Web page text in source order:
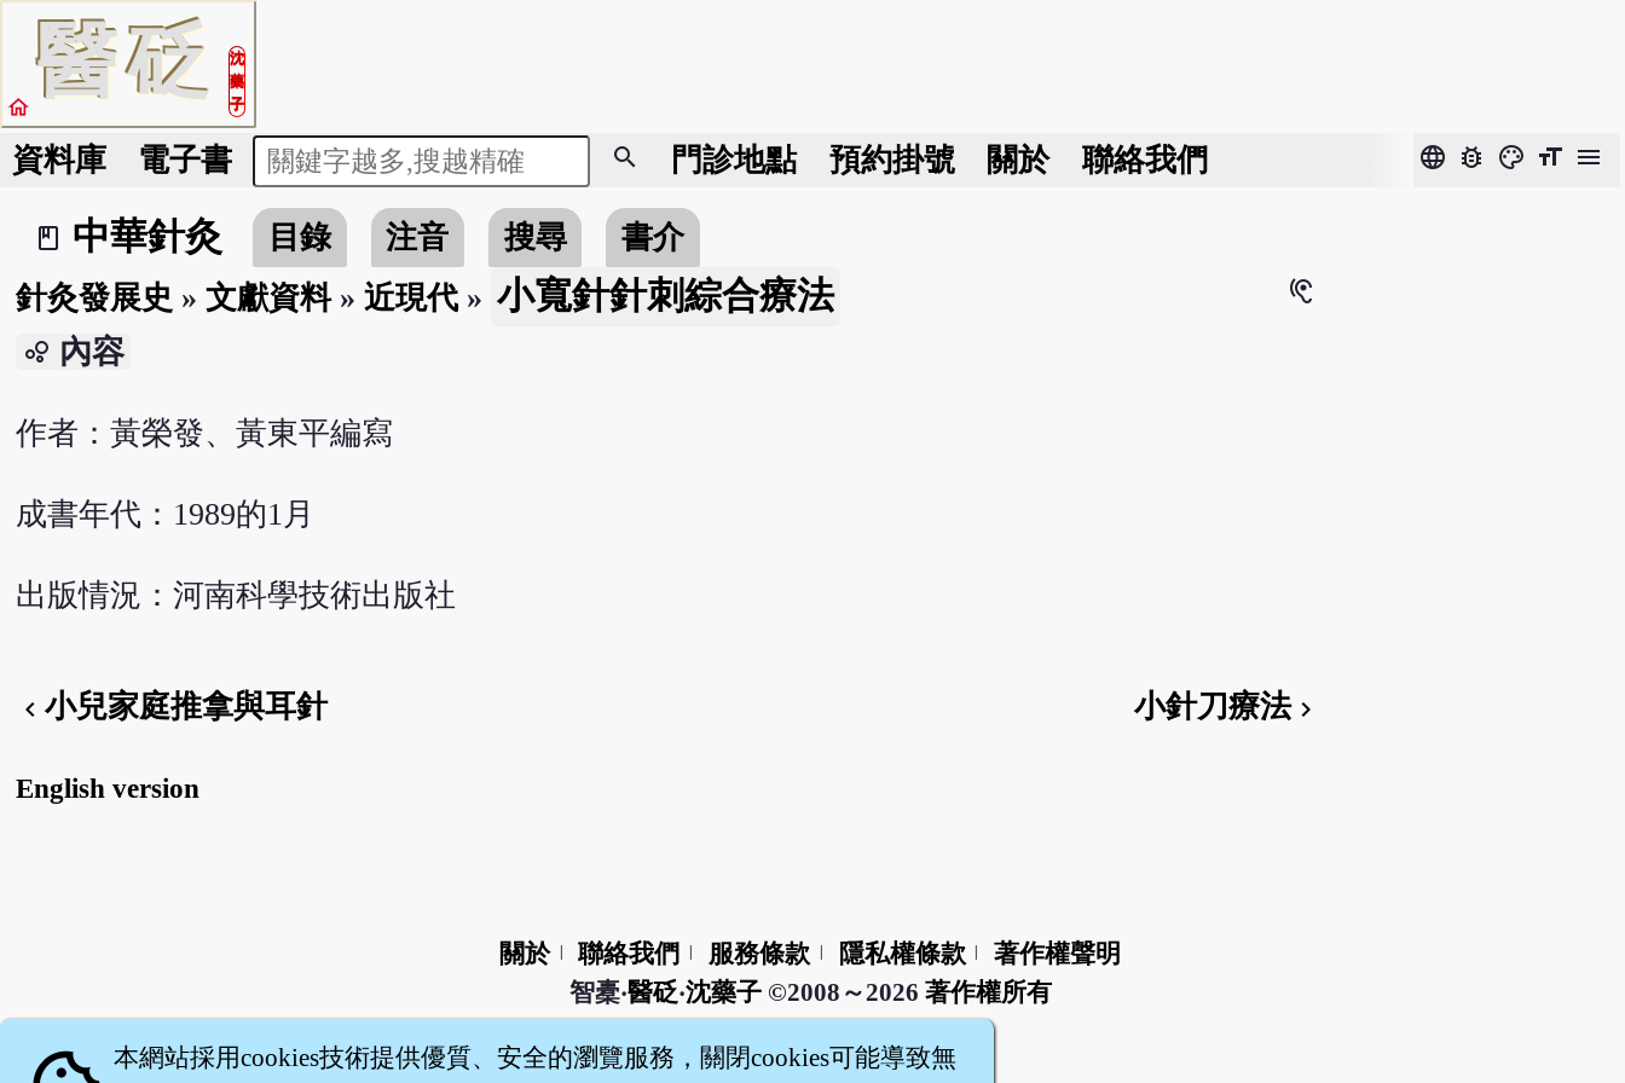
醫砭
沈
藥
子
home
資料庫 電子書 search 門診地點 預約掛號 關於 聯絡我們 language bug_report color_lens format_size menu
book_2
中華針灸 目錄 注音 搜尋
書介
針灸發展史 » 文獻資料» 近現代» 小寬針針刺綜合療法 hearing
bubble_chart 內容
作者：黃榮發、黃東平編寫
成書年代：1989的1月
出版情況：河南科學技術出版社
chevron_left 小兒家庭推拿與耳針 小針刀療法chevron_right
English version
關於 聯絡我們 服務條款 隱私權條款
著作權聲明
智橐‧醫砭‧沈藥子©2008～2026 著作權所有
本網站採用cookies技術提供優質、安全的瀏覽服務，關閉cookies可能導致無